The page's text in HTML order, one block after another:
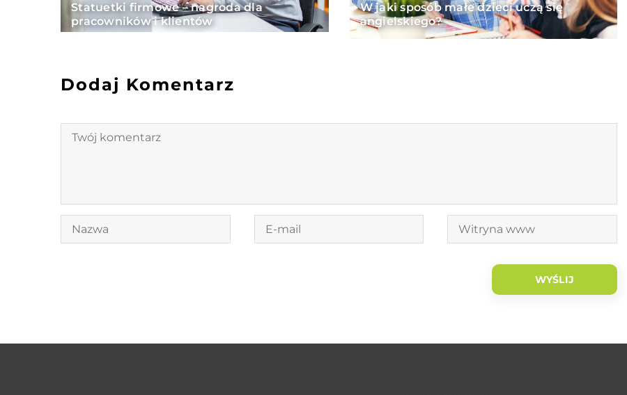
Statuetki firmowe – nagroda dla
pracowników i klientów
W jaki sposób małe dzieci uczą się
angielskiego?
Dodaj Komentarz